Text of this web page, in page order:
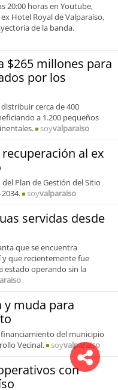
20:00 horas en Youtube,
Hotel Royal de Valparaíso,
de la banda.
$265 millones para
por los
cerca de 400
a 1.200 pequeños
soyvalparaiso
al ex
Plan de Gestión del Sitio
soyvalparaiso
servidas desde
que se encuentra
y que recientemente fue
estado operando sin la
y muda para
del municipio
Vecinal.
soyvalparaiso
con